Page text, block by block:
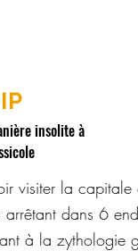
insolite à
visiter la
dans 6
à la zythologie